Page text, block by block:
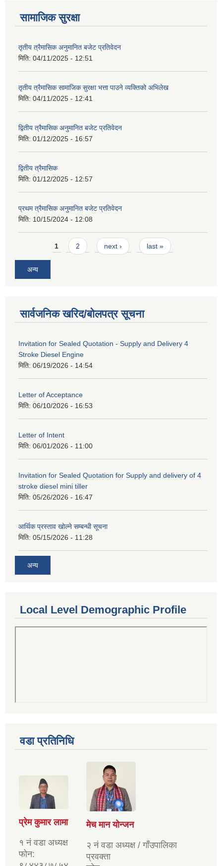
सामाजिक सुरक्षा
तृतीय त्रैमासिक अनुमानित बजेट प्रतिवेदन
मिति: 04/11/2025 - 12:51
तृतीय त्रैमासिक सामाजिक सुरक्षा भत्ता पाउने व्यक्तिको अभिलेख
मिति: 04/11/2025 - 12:41
द्वितीय त्रैमासिक अनुमानित बजेट प्रतिवेदन
मिति: 01/12/2025 - 16:57
द्वितीय त्रैमासिक
मिति: 01/12/2025 - 12:57
प्रथम त्रैमासिक अनुमानित बजेट प्रतिवेदन
मिति: 10/15/2024 - 12:08
Pages1 2 next › last »
अन्य
सार्वजनिक खरिद/बोलपत्र सूचना
Invitation for Sealed Quotation - Supply and Delivery 4
Stroke Diesel Engine
मिति: 06/19/2026 - 14:54
Letter of Acceptance
मिति: 06/10/2026 - 16:53
Letter of Intent
मिति: 06/01/2026 - 11:00
Invitation for Sealed Quotation for Supply and delivery of 4
stroke diesel mini tiller
मिति: 05/26/2026 - 16:47
आर्थिक प्रस्ताव खोल्ने सम्बन्धी सूचना
मिति: 05/15/2026 - 11:28
अन्य
Local Level Demographic Profile
वडा प्रतिनिधि
प्रेम कुमार लामा
१ नं वडा अध्यक्ष
फोन:
मेच मान योन्जन
२ नं वडा अध्यक्ष / गाँउपालिका
प्रवक्ता